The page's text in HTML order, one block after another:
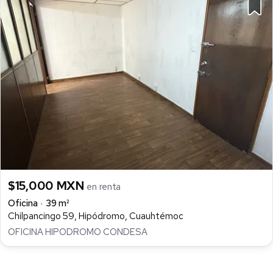
$15,000 MXN en renta
Oficina
39 m²
Chilpancingo 59, Hipódromo, Cuauhtémoc
OFICINA HIPODROMO CONDESA